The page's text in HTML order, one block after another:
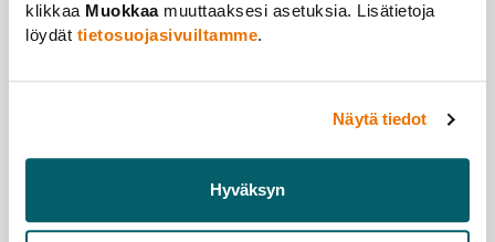
klikkaa Muokkaamuuttaaksesi asetuksia. Lisätietoja
löydät tietosuojasivuiltamme.
Näytä tiedot
Hyväksyn
Valtiosektorin palkansaajille neuvottelutulos
Lue lisää